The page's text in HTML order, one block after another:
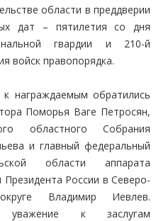
области в преддверии
дат – пятилетия со дня
гвардии и 210-й
войск правопорядка.
награждаемым обратились
Поморья Ваге Петросян,
областного Собрания
и главный федеральный
области аппарата
России в Северо-
Владимир Иевлев.
уважение к заслугам